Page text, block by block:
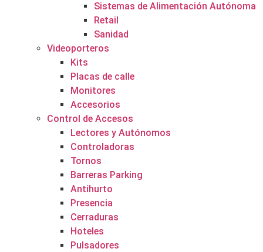
Sistemas de Alimentación Autónoma
Retail
Sanidad
Videoporteros
Kits
Placas de calle
Monitores
Accesorios
Control de Accesos
Lectores y Autónomos
Controladoras
Tornos
Barreras Parking
Antihurto
Presencia
Cerraduras
Hoteles
Pulsadores